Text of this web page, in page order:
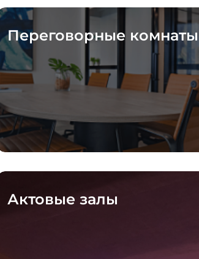
Переговорные комнаты
Актовые залы